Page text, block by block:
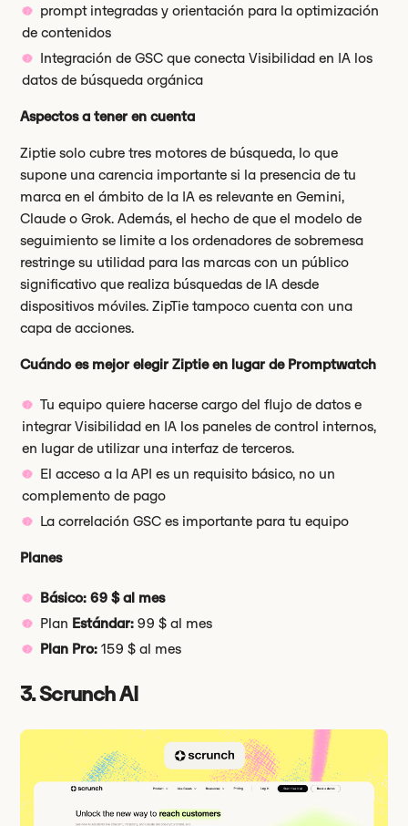
prompt integradas y orientación para la optimización
de contenidos
Integración de GSC que conecta Visibilidad en IA los
datos de búsqueda orgánica
Aspectos a tener en cuenta
Ziptie solo cubre tres motores de búsqueda, lo que
supone una carencia importante si la presencia de tu
marca en el ámbito de la IA es relevante en Gemini,
Claude o Grok. Además, el hecho de que el modelo de
seguimiento se limite a los ordenadores de sobremesa
restringe su utilidad para las marcas con un público
significativo que realiza búsquedas de IA desde
dispositivos móviles. ZipTie tampoco cuenta con una
capa de acciones.
Cuándo es mejor elegir Ziptie en lugar de Promptwatch
Tu equipo quiere hacerse cargo del flujo de datos e
integrar Visibilidad en IA los paneles de control internos,
en lugar de utilizar una interfaz de terceros.
El acceso a la API es un requisito básico, no un
complemento de pago
La correlación GSC es importante para tu equipo
Planes
Básico: 69 $ al mes
Plan Estándar: 99 $ al mes
Plan Pro: 159 $ al mes
3. Scrunch AI